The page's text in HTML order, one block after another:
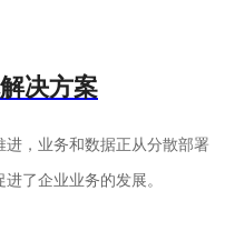
决方案
，业务和数据正从分散部署
了企业业务的发展。